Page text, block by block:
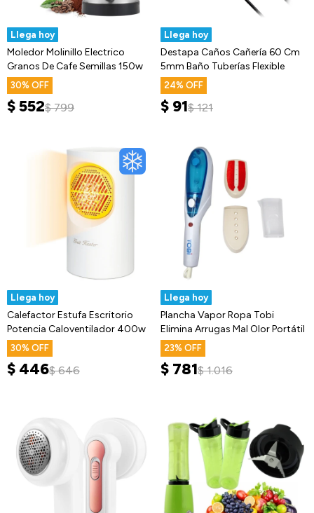
Llega hoy
Moledor Molinillo Electrico
Granos De Cafe Semillas 150w
30
$552$ 799
Llega hoy
Destapa Caños Cañería 60 Cm
5mm Baño Tuberías Flexible
24
$ 91$ 121
Llega hoy
Calefactor Estufa Escritorio
Potencia Caloventilador 400w
30
$ 446$ 646
Llega hoy
Plancha Vapor Ropa Tobi
Elimina Arrugas Mal Olor Portátil
23
$ 781$ 1.016